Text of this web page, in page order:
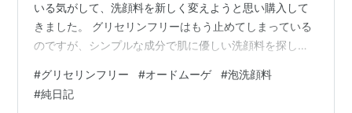
いる気がして、洗顔料を新しく変えようと思い購入して
きました。 グリセリンフリーはもう止めてしまっている
のですが、シンプルな成分で肌に優しい洗顔料を探し求
チ自分肌に合う洗顔料が見つからず。 スキンライフの洗
顔フォームはリピしてみて今使っているのは2本目なので
#グリセリンフリー #オードムーゲ #泡洗顔料
#純日記